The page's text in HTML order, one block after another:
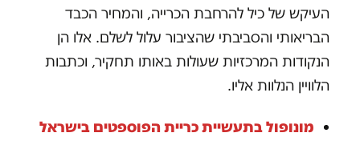
העיקש של כיל להרחבת הכרייה, והמחיר הכבד
הבריאותי והסביבתי שהציבור עלול לשלם. אלו הן
הנקודות המרכזיות שעולות באותו תחקיר, וכתבות
הלוויין הנלוות אליו.
מונופול בתעשיית כריית הפוספטים בישראל